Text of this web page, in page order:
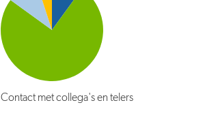
Contact met collega's en telers